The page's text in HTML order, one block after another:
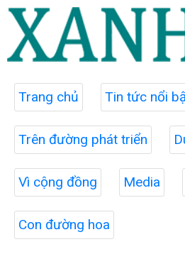
Trang chủ Tin tức nổi
Trên đường phát triển
Vì cộng đồng Media
Con đường hoa